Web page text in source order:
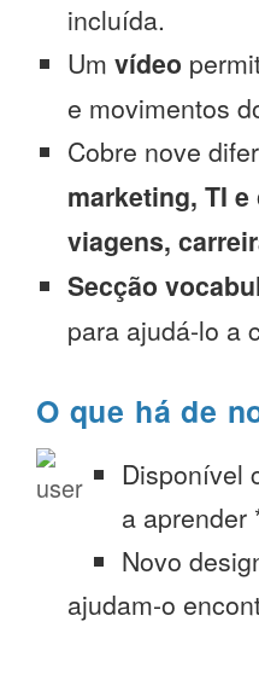
incluída.
Um vídeo
e movimentos
Cobre nove
marketing, TI
viagens,
Secção
para ajudá-lo a
O que há de
Disponível
a aprender
Novo
ajudam-o